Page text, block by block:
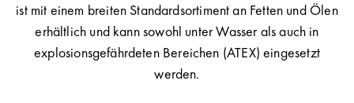
ist mit einem breiten Standardsortiment an Fetten und Ölen
erhältlich und kann sowohl unter Wasser als auch in
explosionsgefährdeten Bereichen (ATEX) eingesetzt
werden.